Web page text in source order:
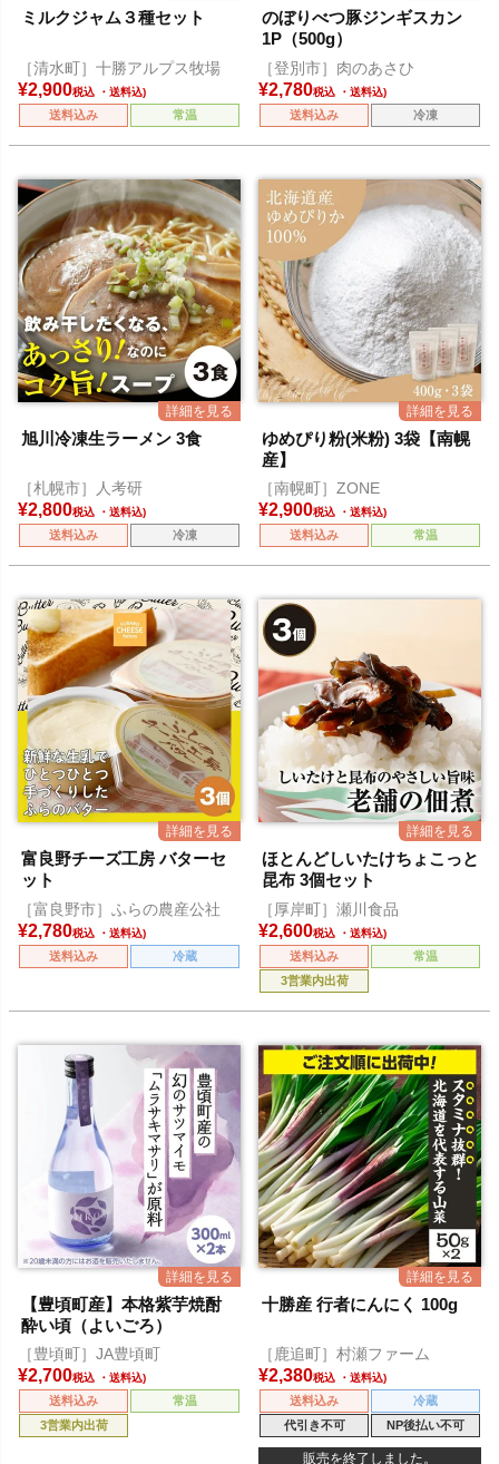
ミルクジャム３種セット
［清水町］十勝アルプス牧場
¥2,900税込
送料込み 常温
のぼりべつ豚ジンギスカン
1P（500g）
［登別市］肉のあさひ
¥2,780税込
送料込み 冷凍
旭川冷凍生ラーメン 3食
［札幌市］人考研
¥2,800税込
送料込み 冷凍
ゆめぴり粉(米粉) 3袋【南幌
産】
［南幌町］ZONE
¥2,900税込
送料込み 常温
富良野チーズ工房 バターセ
ット
［富良野市］ふらの農産公社
¥2,780税込
送料込み 冷蔵
ほとんどしいたけちょこっと
昆布 3個セット
［厚岸町］瀬川食品
¥2,600税込
送料込み
常温
3営業内出荷
【豊頃町産】本格紫芋焼酎
酔い頃（よいごろ）
［豊頃町］JA豊頃町
¥2,700税込
送料込み
常温
3営業内出荷
十勝産 行者にんにく 100g
［鹿追町］村瀬ファーム
¥2,380税込
送料込み
冷蔵
代引き不可
NP後払い不可
販売を終了しました。